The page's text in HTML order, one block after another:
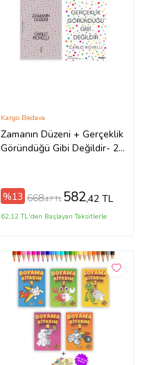
Zamanın Düzeni + Gerçeklik
Göründüğü Gibi Değildir- 2
Kargo Bedava
%13 668,47 TL 582,42 TL
62,12 TL'den Başlayan Taksitlerle